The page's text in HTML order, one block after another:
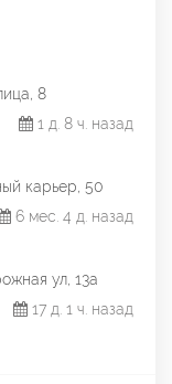
8
1 д. 8 ч. назад
карьер, 50
6 мес. 4 д. назад
ул, 13а
17 д. 1 ч. назад